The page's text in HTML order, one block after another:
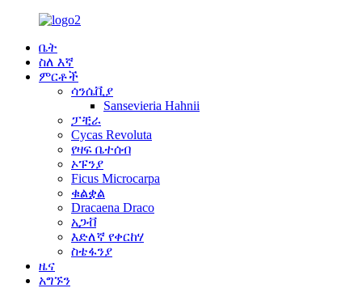
ቤት
ስለ እኛ
ምርቶች
ሳንሴቪያ
Sansevieria Hahnii
ፓቺራ
Cycas Revoluta
የዛፍ ቤተሰብ
ኦፑንያ
Ficus Microcarpa
ቁልቋል
Dracaena Draco
አጋቭ
እድለኛ የቀርከሃ
ስቴፋንያ
ዜና
አግኙን